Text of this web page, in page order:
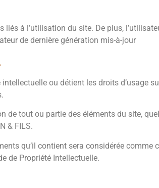
à l’utilisation du site. De plus,
de dernière génération mis-à-jour
ou détient les droits d’usage
tout ou partie des éléments du site,
& FILS.
qu’il contient sera considérée
de Propriété Intellectuelle.